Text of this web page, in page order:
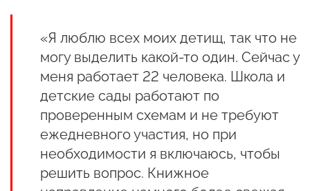
«Я люблю всех моих детищ, так что не
могу выделить какой-то один. Сейчас у
меня работает 22 человека. Школа и
детские сады работают по
проверенным схемам и не требуют
ежедневного участия, но при
необходимости я включаюсь, чтобы
решить вопрос. Книжное